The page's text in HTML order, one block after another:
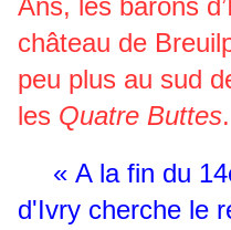
Ans, les barons
château de
peu plus au sud
les Quatre Buttes
« A la fin du
d'Ivry cherche le